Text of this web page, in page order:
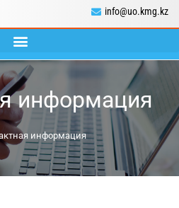
info@uo.kmg.kz
информация
информация